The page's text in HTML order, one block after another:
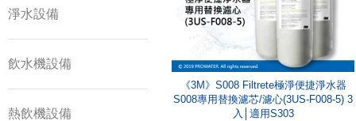
淨水設備
飲水機設備
熱飲機設備
《3M》S008 Filtrete極淨便捷淨水器
S008專用替換濾芯/濾心(3US-F008-5) 3
入│適用S303